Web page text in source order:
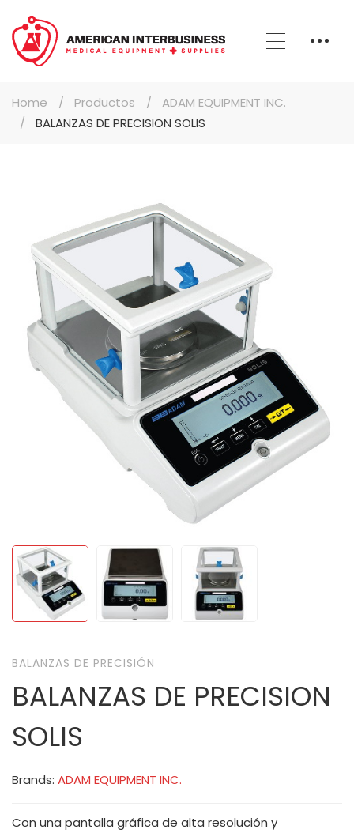
Home Productos
ADAM EQUIPMENT INC.
BALANZAS DE PRECISION SOLIS
BALANZAS DE PRECISIÓN
BALANZAS DE PRECISION
SOLIS
Brands: ADAM EQUIPMENT INC.
Con una pantalla gráfica de alta resolución y